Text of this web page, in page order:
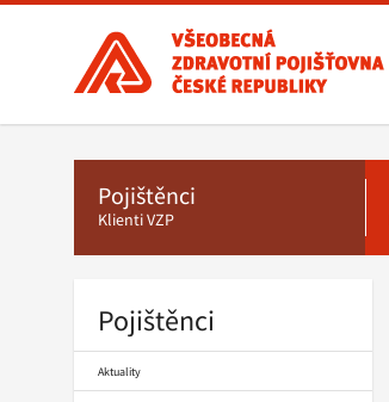
Všeobecná
zdravotní
pojišťovna
ČR,
hlavní
stránka
Pojištěnci
Klienti VZP
Pojištěnci
Aktuality